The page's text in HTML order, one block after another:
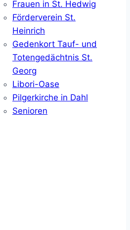
Frauen in St. Hedwig
Förderverein St.
Heinrich
Gedenkort Tauf- und
Totengedächtnis St.
Georg
Libori-Oase
Pilgerkirche in Dahl
Senioren